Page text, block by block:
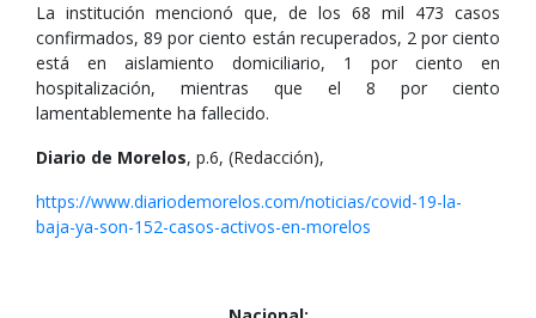
La institución mencionó que, de los 68 mil 473 casos
confirmados, 89 por ciento están recuperados, 2 por ciento
está en aislamiento domiciliario, 1 por ciento en
hospitalización, mientras que el 8 por ciento
lamentablemente ha fallecido.
Diario de Morelos, p.6, (Redacción),
https://www.diariodemorelos.com/noticias/covid-19-la-
baja-ya-son-152-casos-activos-en-morelos